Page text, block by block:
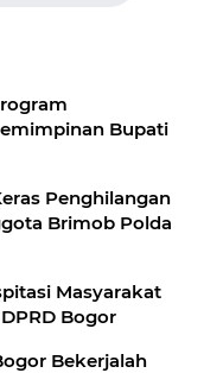
Bupati
Penghilangan
Brimob Polda
Masyarakat
Bogor
Bekerjalah